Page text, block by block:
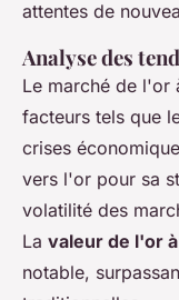
attentes de
Analyse des
Le marché de l'or
facteurs tels que
crises
vers l'or pour sa
volatilité des
La valeur de l'or
notable,